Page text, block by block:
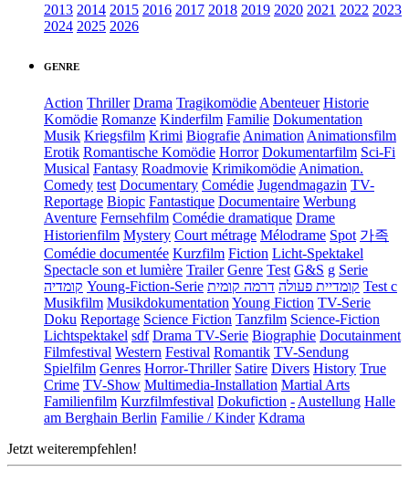
2013 2014 2015 2016 2017 2018 2019 2020 2021 2022 2023
2024 2025 2026
GENRE
Action Thriller Drama Tragikomödie Abenteuer Historie
Komödie Romanze Kinderfilm Familie Dokumentation
Musik Kriegsfilm Krimi Biografie Animation Animationsfilm
Erotik Romantische Komödie Horror Dokumentarfilm Sci-Fi
Musical Fantasy Roadmovie Krimikomödie Animation.
Comedy test Documentary Comédie Jugendmagazin TV-
Reportage Biopic Fantastique Documentaire Werbung
Aventure Fernsehfilm Comédie dramatique Drame
Historienfilm Mystery Court métrage Mélodrame Spot 가족
Comédie documentée Kurzfilm Fiction Licht-Spektakel
Spectacle son et lumière Trailer Genre Test G&S g Serie
קומדיה Young-Fiction-Serie קומדיית פעולה דרמה קומית
Test c
Musikfilm Musikdokumentation Young Fiction TV-Serie
Doku Reportage Science Fiction Tanzfilm Science-Fiction
Lichtspektakel sdf Drama TV-Serie Biographie Docutainment
Filmfestival Western Festival Romantik TV-Sendung
Spielfilm Genres Horror-Thriller Satire Divers History True
Crime TV-Show Multimedia-Installation Martial Arts
Familienfilm Kurzfilmfestival Dokufiction - Austellung Halle
am Berghain Berlin Familie / Kinder Kdrama
Jetzt weiterempfehlen!